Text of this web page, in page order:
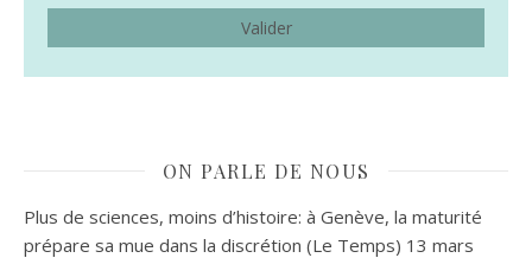
ON PARLE DE NOUS
Plus de sciences, moins d’histoire: à Genève, la maturité
prépare sa mue dans la discrétion (Le Temps) 13 mars